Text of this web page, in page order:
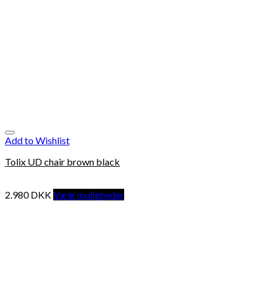
Add to Wishlist
Tolix UD chair brown black
2.980DKKVælg muligheder